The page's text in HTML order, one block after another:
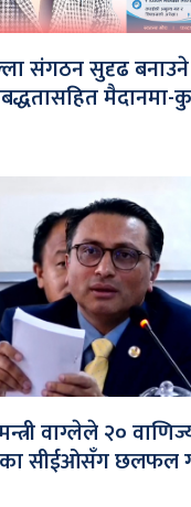
संगठन सुदृढ बनाउने
मैदानमा-
वाग्लेले २०
सीईओसँग छलफल